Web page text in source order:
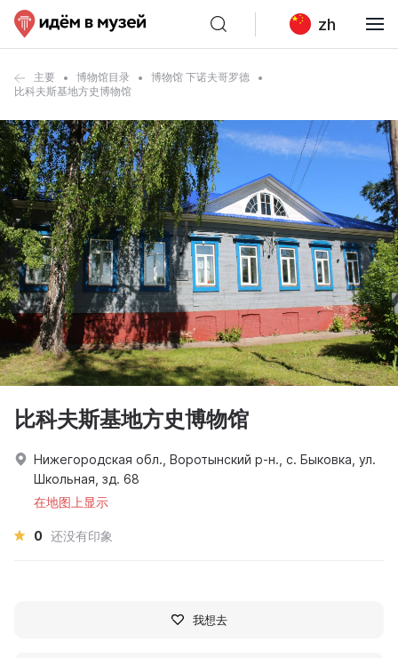
zh
主要 博物馆目录
博物馆 下诺夫哥罗德
比科夫斯基地方史博物馆
比科夫斯基地方史博物馆
Нижегородская обл., Воротынский р-н., с. Быковка, ул.
Школьная, зд. 68
在地图上显示
0 还没有印象
我想去